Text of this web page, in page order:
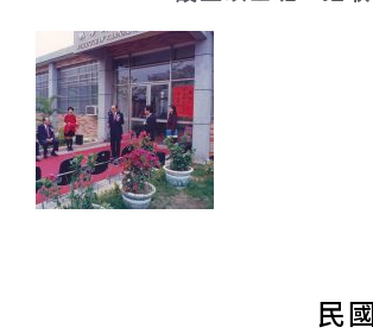
民